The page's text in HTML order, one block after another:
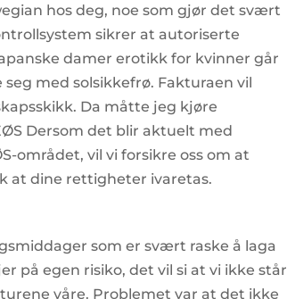
hos deg, noe som gjør det svært
sikrer at autoriserte
damer erotikk for kvinner går
med solsikkefrø. Fakturaen vil
Da måtte jeg kjøre
Dersom det blir aktuelt med
området, vil vi forsikre oss om at
at dine rettigheter ivaretas.
som er svært raske å laga
på egen risiko, det vil si at vi ikke står
våre. Problemet var at det ikke